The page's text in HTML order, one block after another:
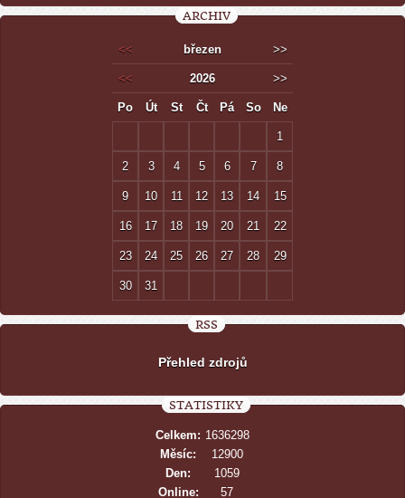
ARCHIV
<< březen >>
<< 2026 >>
Po Út St Čt Pá So Ne
1
2 3 4 5 6 7 8
9 10 11 12 13 14 15
16 17 18 19 20 21 22
23 24 25 26 27 28 29
30 31
RSS
Přehled zdrojů
STATISTIKY
Online: 57
Celkem: 1636298
Měsíc:
12900
Den:
1059